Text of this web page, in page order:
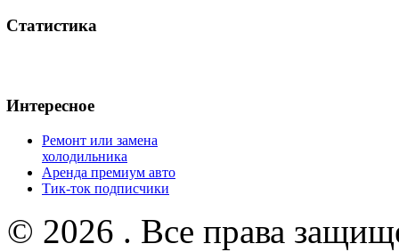
Статистика
Интересное
Ремонт или замена
холодильника
Аренда премиум авто
Тик-ток подписчики
© 2026 . Все права